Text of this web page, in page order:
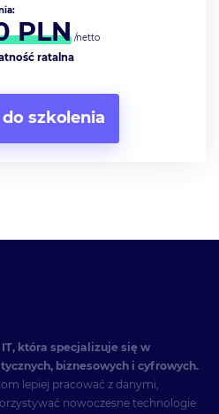
PLN/netto
ratalna
szkolenia
która specjalizuje się w
biznesowych i cyfrowych.
lepiej pracować z danymi,
nowoczesne technologie